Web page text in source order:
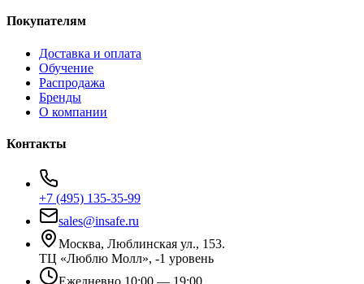
Покупателям
Доставка и оплата
Обучение
Распродажа
Бренды
О компании
Контакты
+7 (495) 135-35-99
sales@insafe.ru
Москва, Люблинская ул., 153.
ТЦ «Люблю Молл», -1 уровень